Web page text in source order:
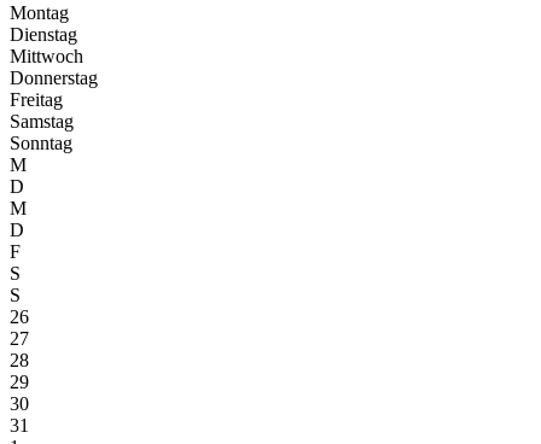
Montag
Dienstag
Mittwoch
Donnerstag
Freitag
Samstag
Sonntag
M
D
M
D
F
S
S
26
27
28
29
30
31